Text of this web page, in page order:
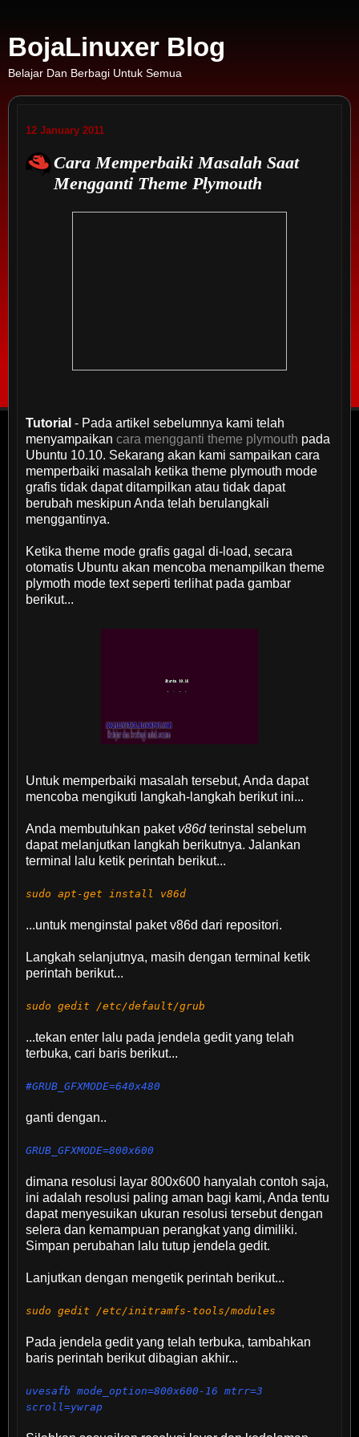
BojaLinuxer Blog
Belajar Dan Berbagi Untuk Semua
12 January 2011
Cara Memperbaiki Masalah Saat
Mengganti Theme Plymouth
Tutorial - Pada artikel sebelumnya kami telah
menyampaikancara mengganti theme plymouth pada
Ubuntu 10.10. Sekarang akan kami sampaikan cara
memperbaiki masalah ketika theme plymouth mode
grafis tidak dapat ditampilkan atau tidak dapat
berubah meskipun Anda telah berulangkali
menggantinya.
Ketika theme mode grafis gagal di-load, secara
otomatis Ubuntu akan mencoba menampilkan theme
plymoth mode text seperti terlihat pada gambar
berikut...
Untuk memperbaiki masalah tersebut, Anda dapat
mencoba mengikuti langkah-langkah berikut ini...
Anda membutuhkan paket v86dterinstal sebelum
dapat melanjutkan langkah berikutnya. Jalankan
terminal lalu ketik perintah berikut...
sudo apt-get install v86d
...untuk menginstal paket v86d dari repositori.
Langkah selanjutnya, masih dengan terminal ketik
perintah berikut...
sudo gedit /etc/default/grub
...tekan enter lalu pada jendela gedit yang telah
terbuka, cari baris berikut...
#GRUB_GFXMODE=640x480
ganti dengan..
GRUB_GFXMODE=800x600
dimana resolusi layar 800x600 hanyalah contoh saja,
ini adalah resolusi paling aman bagi kami, Anda tentu
dapat menyesuikan ukuran resolusi tersebut dengan
selera dan kemampuan perangkat yang dimiliki.
Simpan perubahan lalu tutup jendela gedit.
Lanjutkan dengan mengetik perintah berikut...
sudo gedit /etc/initramfs-tools/modules
Pada jendela gedit yang telah terbuka, tambahkan
baris perintah berikut dibagian akhir...
uvesafb mode_option=800x600-16 mtrr=3
scroll=ywrap